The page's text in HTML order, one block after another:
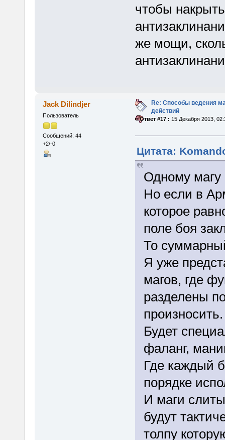
чтобы
же мощи,
Jack Dilindjer
Пользователь
Сообщений: 44
+2/-0
Re: Способы ведения
действий
«Ответ #17 : 15 Декабря 2013,
Цитата:
Одному магу
Но если в
которое
поле боя
То
Я уже
магов, где
разделены
произносить.
Будет
фаланг,
Где каждый
порядке
И маги
будут
толпу